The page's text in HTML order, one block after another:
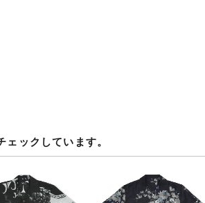
ックしています。